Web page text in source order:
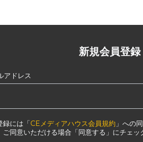
新規会員登録
アドレス
録には「CEメディアハウス会員規約 」への
ご同意いただける場合「同意する」にチェッ